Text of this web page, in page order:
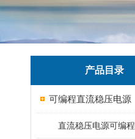
产品目录
可编程直流稳压电源
直流稳压电源可编程